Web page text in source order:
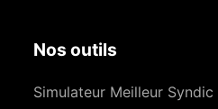
Nos outils
Simulateur Meilleur Syndic